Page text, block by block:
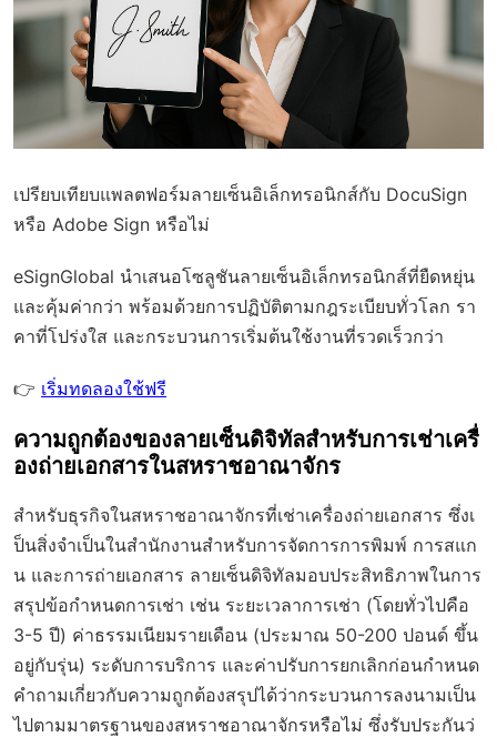
เปรียบเทียบแพลตฟอร์มลายเซ็นอิเล็กทรอนิกส์กับ DocuSign
หรือ Adobe Sign หรือไม่
eSignGlobal นำเสนอโซลูชันลายเซ็นอิเล็กทรอนิกส์ที่ยืดหยุ่น
และคุ้มค่ากว่า พร้อมด้วยการปฏิบัติตามกฎระเบียบทั่วโลก รา
คาที่โปร่งใส และกระบวนการเริ่มต้นใช้งานที่รวดเร็วกว่า
👉 เริ่มทดลองใช้ฟรี
ความถูกต้องของลายเซ็นดิจิทัลสำหรับการเช่าเครื่
องถ่ายเอกสารในสหราชอาณาจักร
สำหรับธุรกิจในสหราชอาณาจักรที่เช่าเครื่องถ่ายเอกสาร ซึ่งเ
ป็นสิ่งจำเป็นในสำนักงานสำหรับการจัดการการพิมพ์ การสแก
น และการถ่ายเอกสาร ลายเซ็นดิจิทัลมอบประสิทธิภาพในการ
สรุปข้อกำหนดการเช่า เช่น ระยะเวลาการเช่า (โดยทั่วไปคือ
3-5 ปี) ค่าธรรมเนียมรายเดือน (ประมาณ 50-200 ปอนด์ ขึ้น
อยู่กับรุ่น) ระดับการบริการ และค่าปรับการยกเลิกก่อนกำหนด
คำถามเกี่ยวกับความถูกต้องสรุปได้ว่ากระบวนการลงนามเป็น
ไปตามมาตรฐานของสหราชอาณาจักรหรือไม่ ซึ่งรับประกันว่